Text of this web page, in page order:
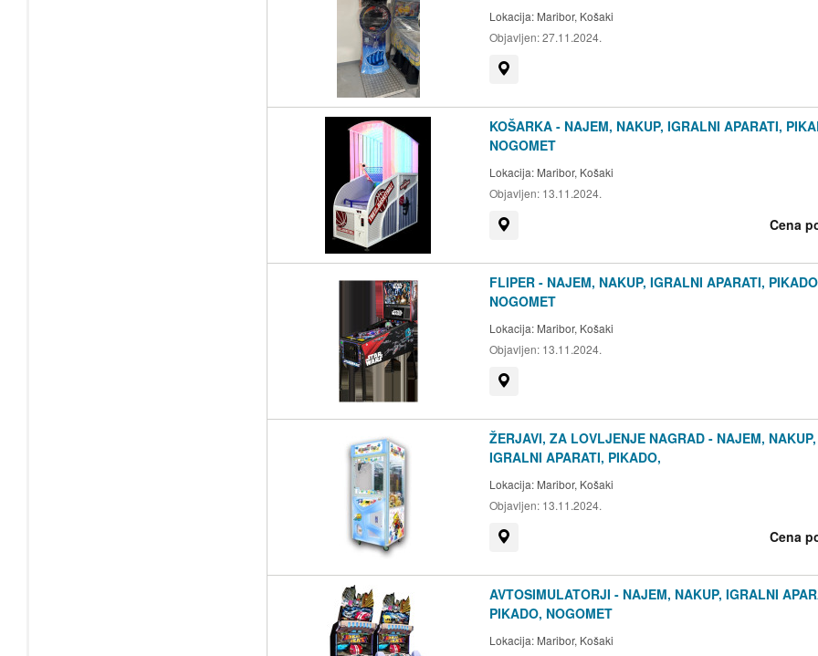
Lokacija: Maribor, Košaki
Objavljen:27.11.2024.
KOŠARKA - NAJEM, NAKUP, IGRALNI APARATI,
NOGOMET
Lokacija: Maribor, Košaki
Objavljen: 13.11.2024.
Cena
FLIPER - NAJEM, NAKUP, IGRALNI APARATI,
NOGOMET
Lokacija: Maribor, Košaki
Objavljen: 13.11.2024.
ŽERJAVI, ZA LOVLJENJE NAGRAD - NAJEM, NAKUP,
IGRALNI APARATI, PIKADO,
Lokacija: Maribor, Košaki
Objavljen: 13.11.2024.
Cena
AVTOSIMULATORJI - NAJEM, NAKUP, IGRALNI
PIKADO, NOGOMET
Lokacija: Maribor, Košaki